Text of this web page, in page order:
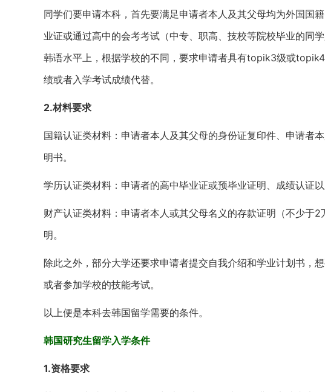
同学们要申请本科，首先要满足申请者本人及其父母均为外国国
业证或通过高中的会考考试（中专、职高、技校等院校毕业的同
韩语水平上，根据学校的不同，要求申请者具有topik3级或
绩或者入学考试成绩代替。
2.材料要求
国籍认证类材料：申请者本人及其父母的身份证复印件、申请者
明书。
学历认证类材料：申请者的高中毕业证或预毕业证明、成绩认证以
财产认证类材料：申请者本人或其父母名义的存款证明（不少于
明。
除此之外，部分大学还要求申请者提交自我介绍和学业计划书，
或者参加学校的技能考试。
以上便是本科去韩国留学需要的条件。
韩国研究生留学入学条件
1.资格要求